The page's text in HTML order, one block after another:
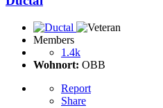
Members
1.4k
Wohnort: OBB
Report
Share